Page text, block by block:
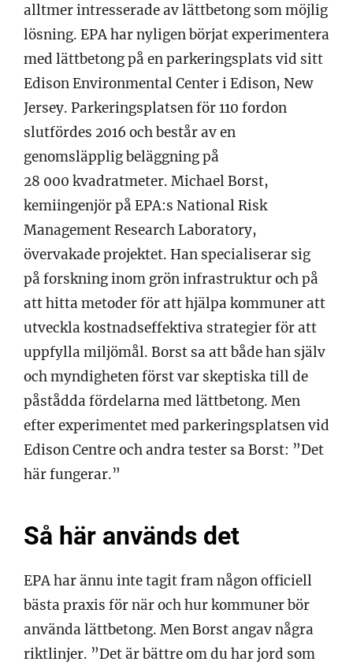
alltmer intresserade av lättbetong som möjlig
lösning. EPA har nyligen börjat experimentera
med lättbetong på en parkeringsplats vid sitt
Edison Environmental Center i Edison, New
Jersey. Parkeringsplatsen för 110 fordon
slutfördes 2016 och består av en
genomsläpplig beläggning på
28 000 kvadratmeter. Michael Borst,
kemiingenjör på EPA:s National Risk
Management Research Laboratory,
övervakade projektet. Han specialiserar sig
på forskning inom grön infrastruktur och på
att hitta metoder för att hjälpa kommuner att
utveckla kostnadseffektiva strategier för att
uppfylla miljömål. Borst sa att både han själv
och myndigheten först var skeptiska till de
påstådda fördelarna med lättbetong. Men
efter experimentet med parkeringsplatsen vid
Edison Centre och andra tester sa Borst: ”Det
här fungerar.”
Så här används det
EPA har ännu inte tagit fram någon officiell
bästa praxis för när och hur kommuner bör
använda lättbetong. Men Borst angav några
riktlinjer. ”Det är bättre om du har jord som